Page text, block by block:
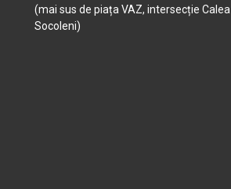
(mai sus de piața VAZ, intersecție
Socoleni)